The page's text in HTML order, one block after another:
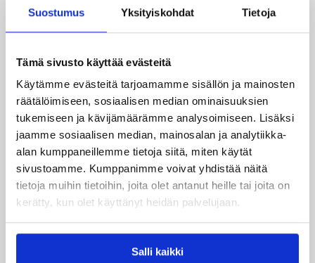
Suostumus Yksityiskohdat Tietoja
Tämä sivusto käyttää evästeitä
Käytämme evästeitä tarjoamamme sisällön ja mainosten
räätälöimiseen, sosiaalisen median ominaisuuksien
tukemiseen ja kävijämäärämme analysoimiseen. Lisäksi
jaamme sosiaalisen median, mainosalan ja analytiikka-
alan kumppaneillemme tietoja siitä, miten käytät
sivustoamme. Kumppanimme voivat yhdistää näitä
tietoja muihin tietoihin, joita olet antanut heille tai joita on
kerätty, kun olet käyttänyt heidän palvelujaan.
Salli kaikki
Miesten I divisioona on viimeistä kierrosta vaille
puolimatkan krouvissa ja sarja on osoittautunut
syksyllä uumoiltiinkin. Kukaan ei ole tappioitta ja
tällä hetkellä karsijan paikalla olevalla Ura-
Basketilla on koossa kolme voittoa. Kun
joukkueet ovat pelanneet normaalia enemmän
ristiin, kevätkaudesta on tulossa kutkuttava.